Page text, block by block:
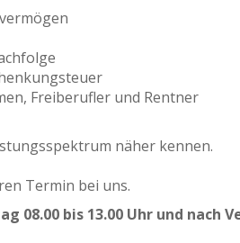
Freiberufler und Rentner
näher kennen.
Termin bei uns.
08.00 bis 13.00 Uhr und nach